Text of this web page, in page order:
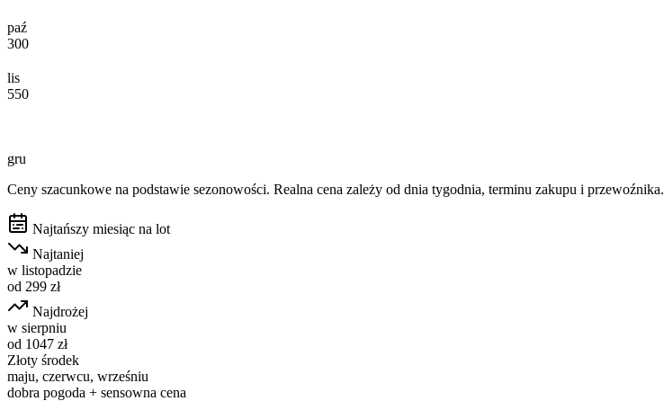
paź
300
lis
550
gru
Ceny szacunkowe na podstawie sezonowości. Realna cena zależy od dnia tygodnia, terminu zakupu i przewoźnika.
Najtańszy miesiąc na lot
Najtaniej
w listopadzie
od 299 zł
Najdrożej
w sierpniu
od 1047 zł
Złoty środek
maju, czerwcu, wrześniu
dobra pogoda + sensowna cena